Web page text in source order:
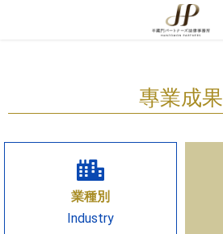
專業成果
業種別
Industry